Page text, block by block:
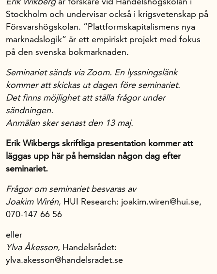
Stockholm och undervisar också i krigsvetenskap på
Försvarshögskolan. ”Plattformskapitalismens nya
marknadslogik” är ett empiriskt projekt med fokus
på den svenska bokmarknaden.
Seminariet sänds via Zoom. En lyssningslänk
kommer att skickas ut dagen före seminariet.
Det finns möjlighet att ställa frågor under
sändningen.
Anmälan sker senast den 13 maj.
Erik Wikbergs skriftliga presentation kommer att
läggas upp här på hemsidan någon dag efter
seminariet.
Frågor om seminariet besvaras av
Joakim Wirén, HUI Research: joakim.wiren@hui.se,
070-147 66 56
eller
Ylva Åkesson, Handelsrådet:
ylva.akesson@handelsradet.se